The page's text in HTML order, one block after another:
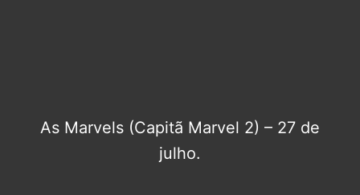
As Marvels (Capitã Marvel 2) – 27 de
julho.